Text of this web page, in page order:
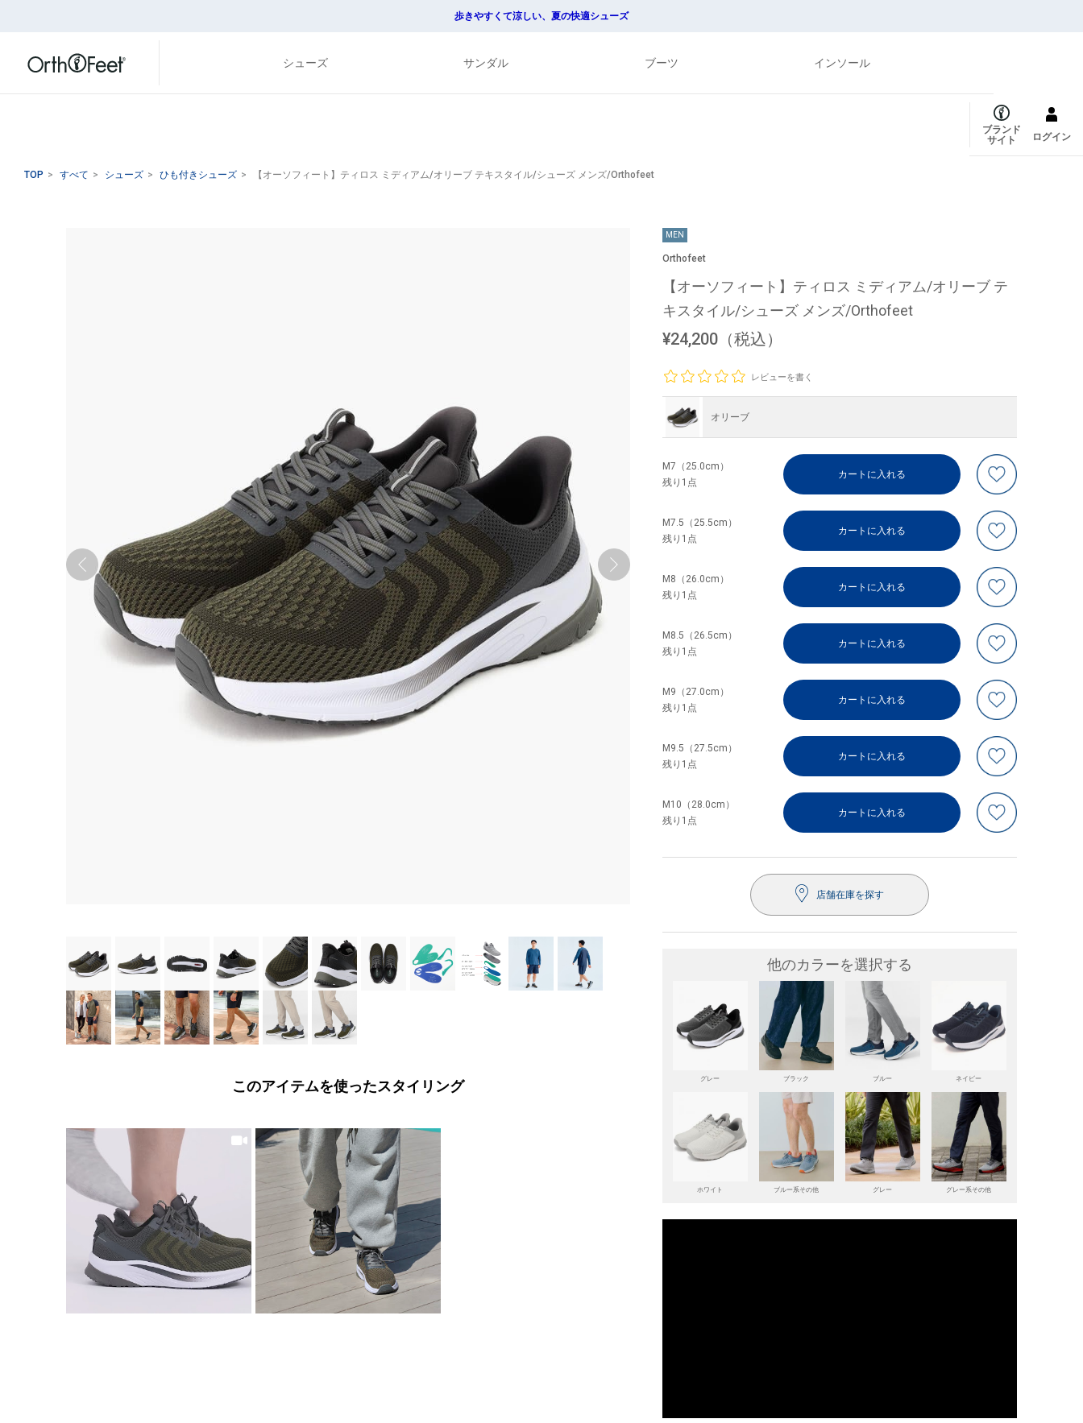
歩きやすくて涼しい、夏の快適シューズ
シューズ サンダル ブーツ インソール
ブランド
サイト
ログイン
TOP > すべて > シューズ > ひも付きシューズ > 【オーソフィート】ティロス ミディアム/オリーブ テキスタイル/シューズ メンズ/Orthofeet
このアイテムを使ったスタイリング
MEN
Orthofeet
【オーソフィート】ティロス ミディアム/オリーブ テ
キスタイル/シューズ メンズ/Orthofeet
¥24,200 （税込）
レビューを書く
オリーブ
M7（25.0cm）
残り1点
カートに入れる
M7.5（25.5cm）
残り1点
カートに入れる
M8（26.0cm）
残り1点
カートに入れる
M8.5（26.5cm）
残り1点
カートに入れる
M9（27.0cm）
残り1点
カートに入れる
M9.5（27.5cm）
残り1点
カートに入れる
M10（28.0cm）
残り1点
カートに入れる
店舗在庫を探す
他のカラーを選択する
グレー ブラック ブルー ネイビー
ホワイト ブルー系その他 グレー グレー系その他